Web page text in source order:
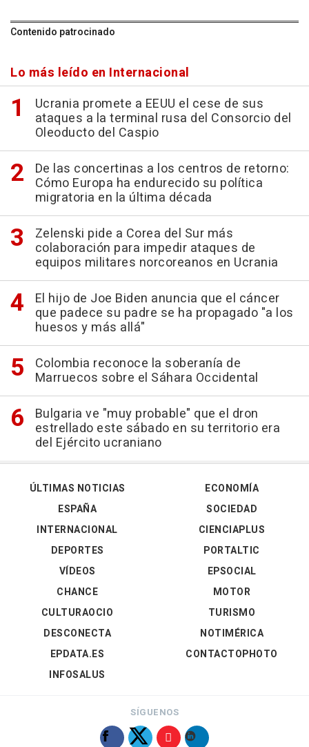
Contenido patrocinado
Lo más leído en Internacional
Ucrania promete a EEUU el cese de sus
ataques a la terminal rusa del Consorcio del
Oleoducto del Caspio
De las concertinas a los centros de retorno:
Cómo Europa ha endurecido su política
migratoria en la última década
Zelenski pide a Corea del Sur más
colaboración para impedir ataques de
equipos militares norcoreanos en Ucrania
El hijo de Joe Biden anuncia que el cáncer
que padece su padre se ha propagado "a los
huesos y más allá"
Colombia reconoce la soberanía de
Marruecos sobre el Sáhara Occidental
Bulgaria ve "muy probable" que el dron
estrellado este sábado en su territorio era
del Ejército ucraniano
ÚLTIMAS NOTICIAS
ESPAÑA
INTERNACIONAL
DEPORTES
VÍDEOS
ECONOMÍA
SOCIEDAD
CIENCIAPLUS
PORTALTIC
EPSOCIAL
CHANCE
CULTURAOCIO
DESCONECTA
EPDATA.ES
INFOSALUS
MOTOR
TURISMO
NOTIMÉRICA
CONTACTOPHOTO
SÍGUENOS